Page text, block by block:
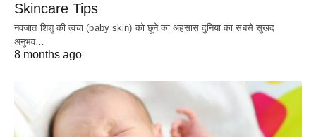
Skincare Tips
नवजात शिशु की त्वचा (baby skin) को छूने का अहसास दुनिया का सबसे सुखद
अनुभव…
8 months ago